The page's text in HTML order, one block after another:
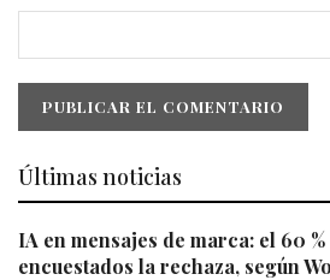
Últimas noticias
IA en mensajes de marca: el 60
encuestados la rechaza, según